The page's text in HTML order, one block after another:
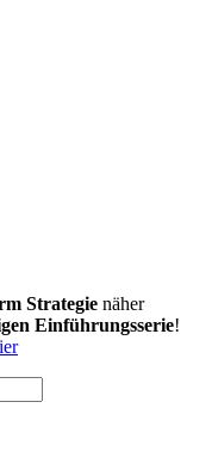
Strategie näher
Einführungsserie!